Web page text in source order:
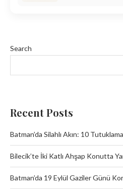
Search
Recent Posts
Batman’da Silahlı Akın: 10 Tutuklama
Bilecik’te İki Katlı Ahşap Konutta
Batman’da 19 Eylül Gaziler Günü